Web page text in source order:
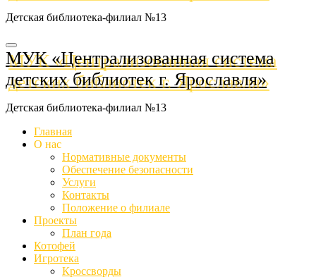
Детская библиотека-филиал №13
МУК «Централизованная система
детских библиотек г. Ярославля»
Детская библиотека-филиал №13
Главная
О нас
Нормативные документы
Обеспечение безопасности
Услуги
Контакты
Положение о филиале
Проекты
План года
Котофей
Игротека
Кроссворды